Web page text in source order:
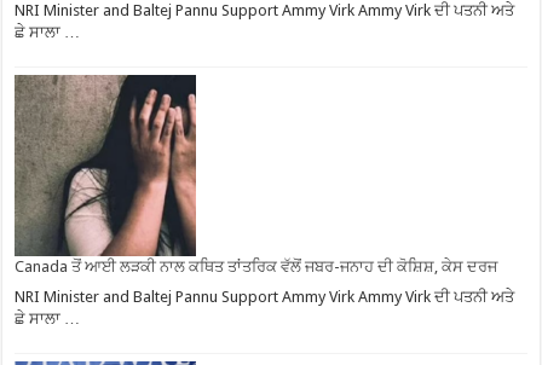
NRI Minister and Baltej Pannu Support Ammy Virk Ammy Virk ਦੀ ਪਤਨੀ ਅਤੇ
ਛੇ ਸਾਲਾ …
Canada ਤੋਂ ਆਈ ਲੜਕੀ ਨਾਲ ਕਥਿਤ ਤਾਂਤਰਿਕ ਵੱਲੋਂ ਜਬਰ-ਜਨਾਹ ਦੀ ਕੋਸ਼ਿਸ਼, ਕੇਸ ਦਰਜ
NRI Minister and Baltej Pannu Support Ammy Virk Ammy Virk ਦੀ ਪਤਨੀ ਅਤੇ
ਛੇ ਸਾਲਾ …